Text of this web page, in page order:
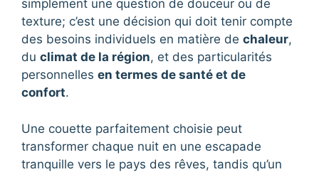
simplement une question de douceur ou de
texture; c’est une décision qui doit tenir compte
des besoins individuels en matière de chaleur,
du climat de la région, et des particularités
personnelles en termes de santé et de
confort.
Une couette parfaitement choisie peut
transformer chaque nuit en une escapade
tranquille vers le pays des rêves, tandis qu’un